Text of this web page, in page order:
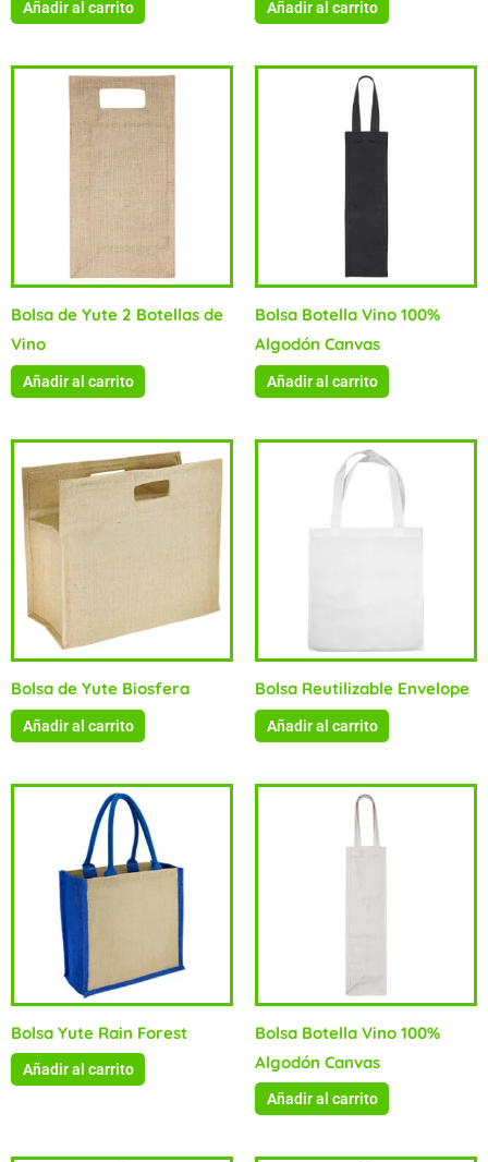
Añadir al carrito Añadir al carrito
Bolsa de Yute 2 Botellas de
Vino
Añadir al carrito
Bolsa Botella Vino 100%
Algodón Canvas
Añadir al carrito
Bolsa de Yute Biosfera
Añadir al carrito
Bolsa Reutilizable Envelope
Añadir al carrito
Bolsa Yute Rain Forest
Añadir al carrito
Bolsa Botella Vino 100%
Algodón Canvas
Añadir al carrito